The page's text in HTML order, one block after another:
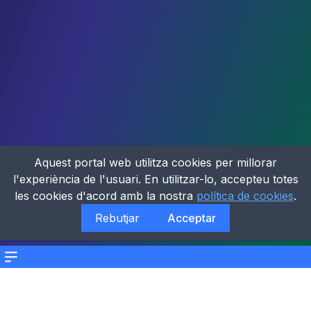
Menu
Aquest portal web utilitza cookies per millorar
l'experiència de l'usuari. En utilitzar-lo, accepteu totes
les cookies d'acord amb la nostra política de cookies.
Rebutjar
Acceptar